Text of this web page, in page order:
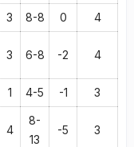
3 8-8 0 4
3 6-8 -2 4
1 4-5 -1 3
4
8-
13
-5 3